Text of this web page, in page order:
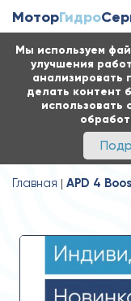
Мы используем
улучшения
анализировать
делать контент
использовать
МоторГидро
Главная APD 4